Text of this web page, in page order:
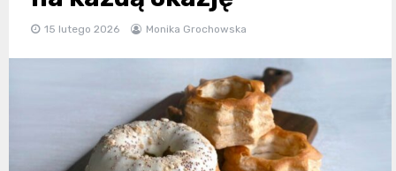
15 lutego 2026 Monika Grochowska